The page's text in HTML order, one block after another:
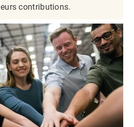
contributions.​​​​​​​